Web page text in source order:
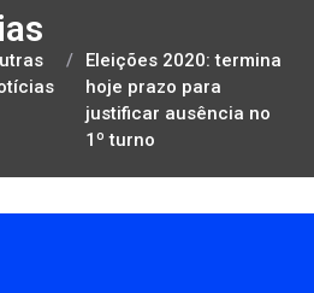
/
Eleições 2020: termina
hoje prazo para
justificar ausência no
1º turno